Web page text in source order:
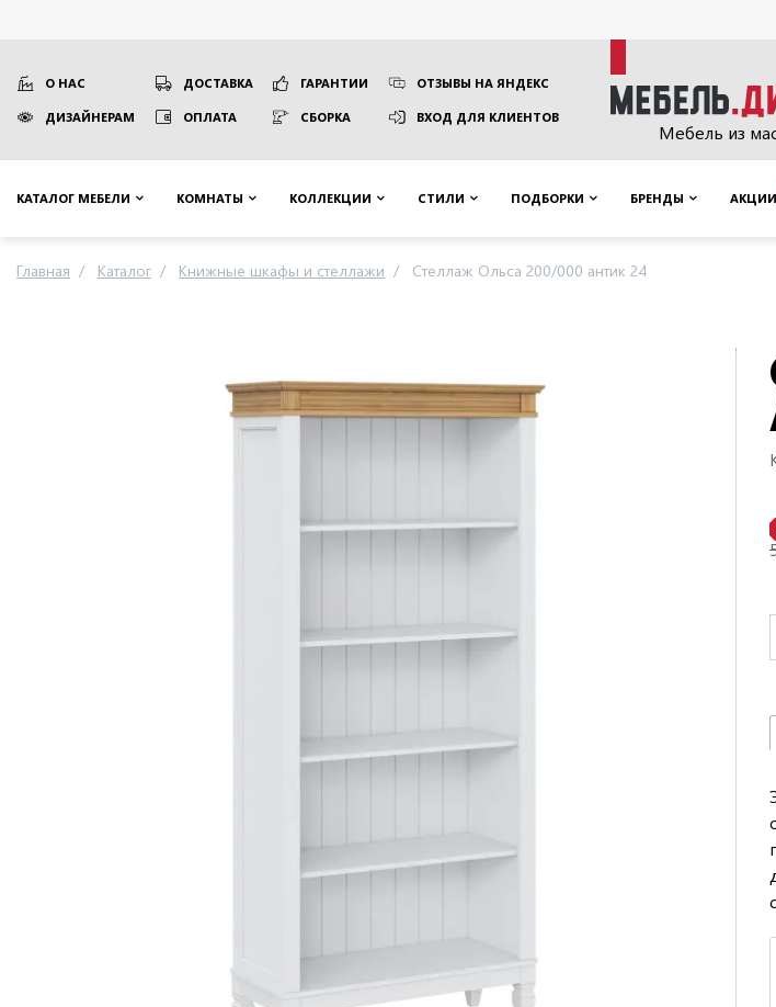
Мебель из
О НАС ДОСТАВКА ГАРАНТИИ ОТЗЫВЫ НА ЯНДЕКС
ДИЗАЙНЕРАМ ОПЛАТА СБОРКА ВХОД ДЛЯ КЛИЕНТОВ
КАТАЛОГ МЕБЕЛИ КОМНАТЫ КОЛЛЕКЦИИ СТИЛИ ПОДБОРКИ БРЕНДЫ АКЦИИ
Главная Каталог Книжные шкафы и стеллажи Стеллаж Ольса 200/000 антик 24